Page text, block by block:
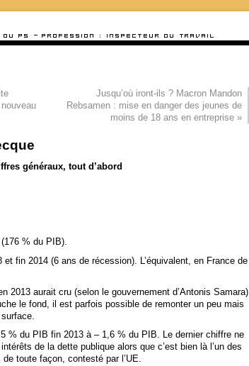
Jusqu’où iront-ils ? Macron Mandon
Rebsamen : mise en danger des jeunes de
moins de 18 ans en entreprise»
généraux, tout d’abord
% du PIB).
fin 2014 (6 ans de récession). L’équivalent, en France de
2013 aurait cru (selon le gouvernement d’Antonis Samara)
le fond, il est parfois possible de remonter un peu mais
% du PIB fin 2013 à – 1,6 % du PIB. Le dernier chiffre ne
de la dette publique alors que c’est bien là l’un des
toute façon, contesté par l’UE.